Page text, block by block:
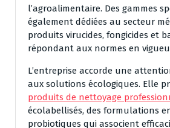
l’agroalimentaire. Des gammes
également dédiées au secteur
produits virucides, fongicides et
répondant aux normes en
L’entreprise accorde une
aux solutions écologiques. Elle
produits de nettoyage
écolabellisés, des formulations
probiotiques qui associent